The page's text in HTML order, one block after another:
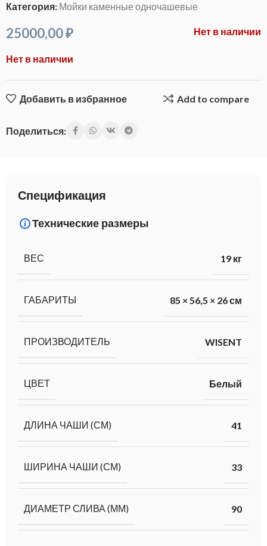
Категория: Мойки каменные одночашевые
25000,00₽ Нет в наличии
Нет в наличии
Добавить в избранное Add to compare
Поделиться:
Спецификация
Технические размеры
ВЕС 19 кг
ГАБАРИТЫ 85 × 56,5 × 26 см
ПРОИЗВОДИТЕЛЬ WISENT
ЦВЕТ Белый
ДЛИНА ЧАШИ (СМ) 41
ШИРИНА ЧАШИ (СМ) 33
ДИАМЕТР СЛИВА (ММ) 90